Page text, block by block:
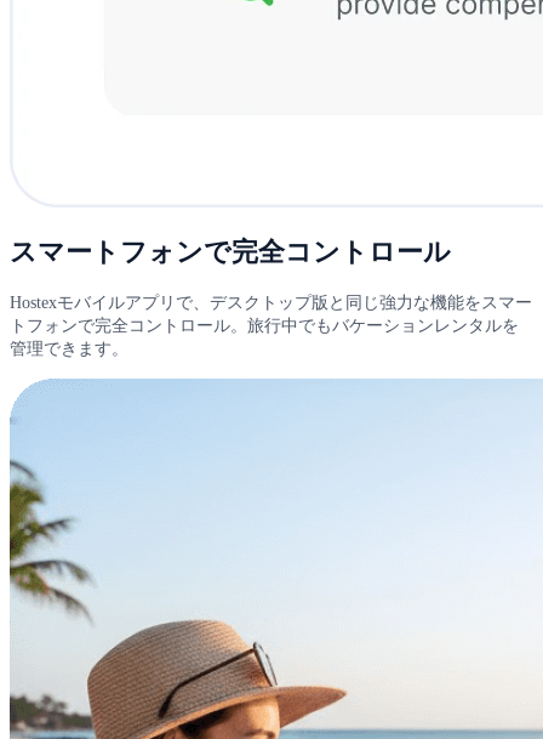
スマートフォンで完全コントロール
Hostexモバイルアプリで、デスクトップ版と同じ強力な機能をスマー
トフォンで完全コントロール。旅行中でもバケーションレンタルを
管理できます。